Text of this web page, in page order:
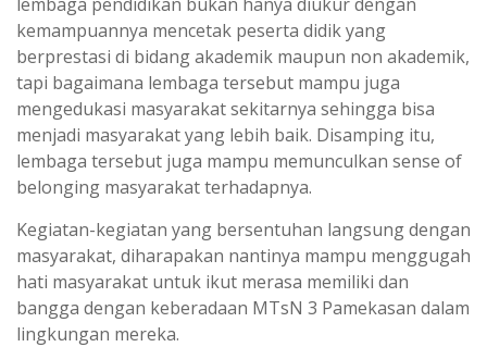
kemampuannya mencetak peserta didik yang
berprestasi di bidang akademik maupun non akademik,
tapi bagaimana lembaga tersebut mampu juga
mengedukasi masyarakat sekitarnya sehingga bisa
menjadi masyarakat yang lebih baik. Disamping itu,
lembaga tersebut juga mampu memunculkan sense of
belonging masyarakat terhadapnya.
Kegiatan-kegiatan yang bersentuhan langsung dengan
masyarakat, diharapakan nantinya mampu menggugah
hati masyarakat untuk ikut merasa memiliki dan
bangga dengan keberadaan MTsN 3 Pamekasan dalam
lingkungan mereka.